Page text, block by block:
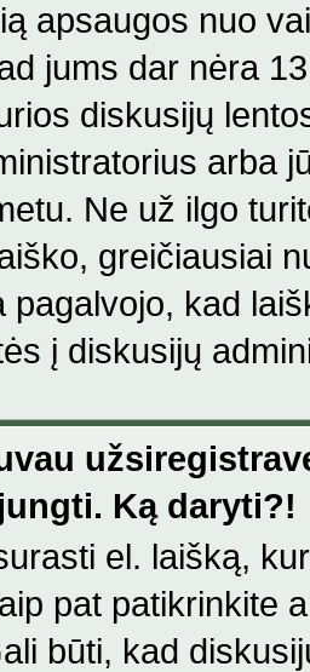
apsaugos nuo
jums dar nėra
diskusijų
arba
Ne už ilgo
greičiausiai
pagalvojo, kad
į diskusijų
Ką daryti?!
el. laišką,
pat patikrinkite
būti, kad